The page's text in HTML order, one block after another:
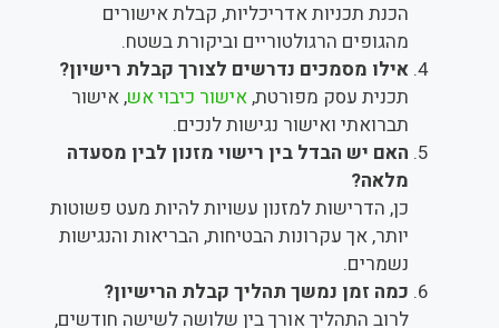
הכנת תכניות אדריכליות, קבלת אישורים
מהגופים הרגולטוריים וביקורת בשטח.
אילו מסמכים נדרשים לצורך קבלת רישיון?
תכנית עסק מפורטת,אישור כיבוי אש, אישור
תברואתי ואישור נגישות לנכים.
האם יש הבדל בין רישוי מזנון לבין מסעדה
מלאה?
כן, הדרישות למזנון עשויות להיות מעט פשוטות
יותר, אך עקרונות הבטיחות, הבריאות והנגישות
נשמרים.
כמה זמן נמשך תהליך קבלת הרישיון?
לרוב התהליך אורך בין שלושה לשישה חודשים,